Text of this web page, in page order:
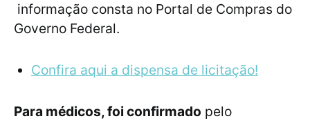
informação consta no Portal de Compras do
Governo Federal.
Confira aqui a dispensa de licitação!
Para médicos, foi confirmado pelo